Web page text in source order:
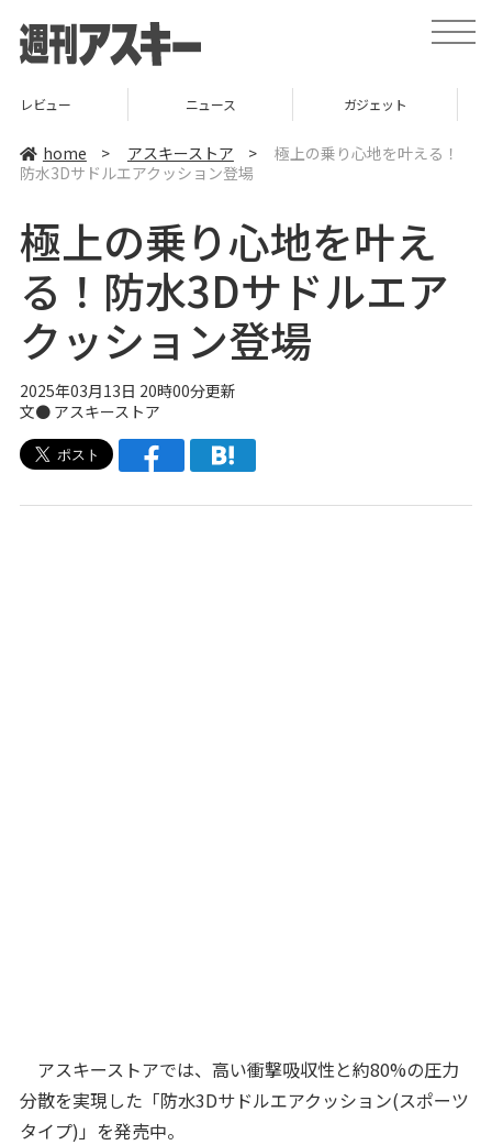
t
o
n
v
ニュース ガジェット ゲーム
home > アスキーストア >
極上の乗り心地を叶える！
防水3Dサドルエアクッション登場
極上の乗り心地を叶え
る！防水3Dサドルエア
クッション登場
2025年03月13日 20時00分更新
文● アスキーストア
アスキーストアでは、高い衝撃吸収性と約80%の圧力
分散を実現した「防水3Dサドルエアクッション(スポーツ
タイプ)」を発売中。